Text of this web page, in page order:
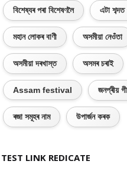
বিশেষ্যৰ পৰা বিশেষণলৈ এটা
মহান লোকৰ বাণী অসমীয়া নেওঁতা
অসমীয়া দৰখাস্ত অসমৰ চৰাই
Assam festival জনপ্ৰীয়
ৰজা সমূহৰ নাম উপাৰ্জন কৰক
TEST LINK REDICATE